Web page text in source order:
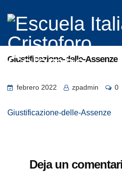
Giustificazione-delle-Assenze
febrero 2022 zpadmin 0
Giustificazione-delle-Assenze
Deja un